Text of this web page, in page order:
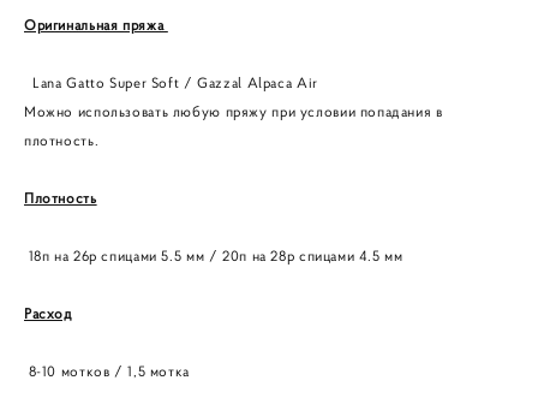
Оригинальная пряжа
Lana Gatto Super Soft / Gazzal Alpaca Air
Можно использовать любую пряжу при условии попадания в
плотность.
Плотность
18п на 26р спицами 5.5 мм / 20п на 28р спицами 4.5 мм
Расход
8-10 мотков / 1,5 мотка